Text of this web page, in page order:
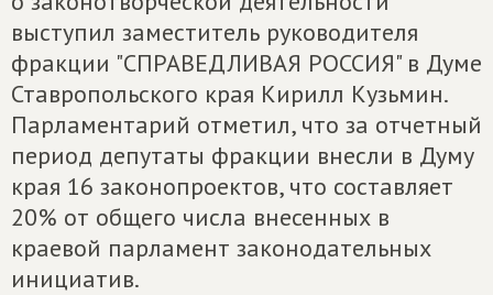
выступил заместитель руководителя
фракции "СПРАВЕДЛИВАЯ РОССИЯ" в Думе
Ставропольского края Кирилл Кузьмин.
Парламентарий отметил, что за отчетный
период депутаты фракции внесли в Думу
края 16 законопроектов, что составляет
20% от общего числа внесенных в
краевой парламент законодательных
инициатив.